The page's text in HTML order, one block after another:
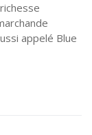
appelé Blue